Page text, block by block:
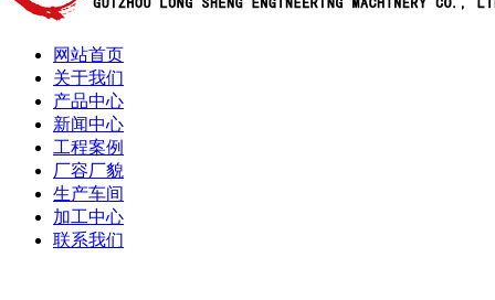
网站首页
关于我们
产品中心
新闻中心
工程案例
厂容厂貌
生产车间
加工中心
联系我们